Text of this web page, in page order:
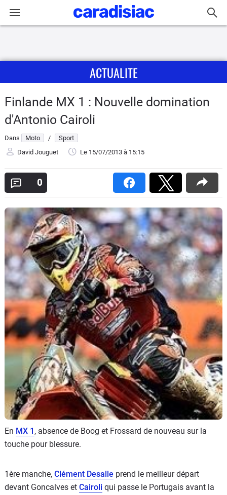
Actu
Essais
Equipement
Avis
Scooters
&
125
Marques
Services
Auto
ACTUALITE
Finlande MX 1 : Nouvelle domination
d'Antonio Cairoli
Dans Moto /
Sport
David Jouguet
Le 15/07/2013 à 15:15
0
En MX 1 , absence de Boog et Frossard de nouveau sur la
touche pour blessure.
1ère manche, Clément Desalle prend le meilleur départ
devant Goncalves et Cairoli qui passe le Portugais avant la